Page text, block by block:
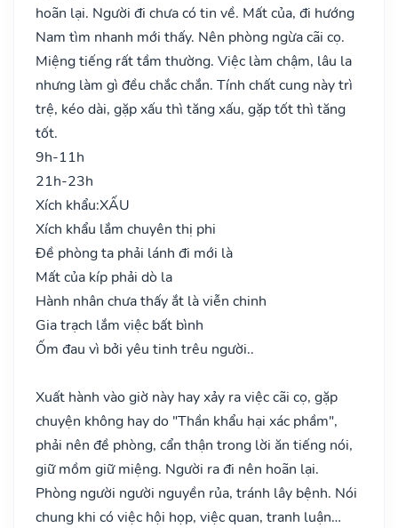
hoãn lại. Người đi chưa có tin về. Mất của, đi hướng
Nam tìm nhanh mới thấy. Nên phòng ngừa cãi cọ.
Miệng tiếng rất tầm thường. Việc làm chậm, lâu la
nhưng làm gì đều chắc chắn. Tính chất cung này trì
trệ, kéo dài, gặp xấu thì tăng xấu, gặp tốt thì tăng
tốt.
9h-11h
21h-23h
Xích khẩu:XẤU
Xích khẩu lắm chuyên thị phi
Đề phòng ta phải lánh đi mới là
Mất của kíp phải dò la
Hành nhân chưa thấy ắt là viễn chinh
Gia trạch lắm việc bất bình
Ốm đau vì bởi yêu tinh trêu người..
Xuất hành vào giờ này hay xảy ra việc cãi cọ, gặp
chuyện không hay do "Thần khẩu hại xác phầm",
phải nên đề phòng, cẩn thận trong lời ăn tiếng nói,
giữ mồm giữ miệng. Người ra đi nên hoãn lại.
Phòng người người nguyền rủa, tránh lây bệnh. Nói
chung khi có việc hội họp, việc quan, tranh luận…